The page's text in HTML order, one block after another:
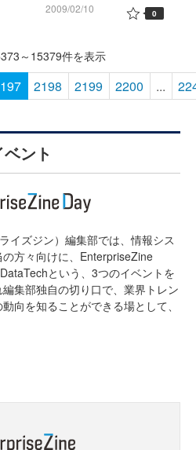
2009/02/10 0
～15379件を表示
2198 2199 2200 ...
ベント
イズジン）編集部では、情報シス
方々向けに、EnterpriseZine
という、3つのイベントを
集部独自の切り口で、業界トレン
向を知ることができる場として、